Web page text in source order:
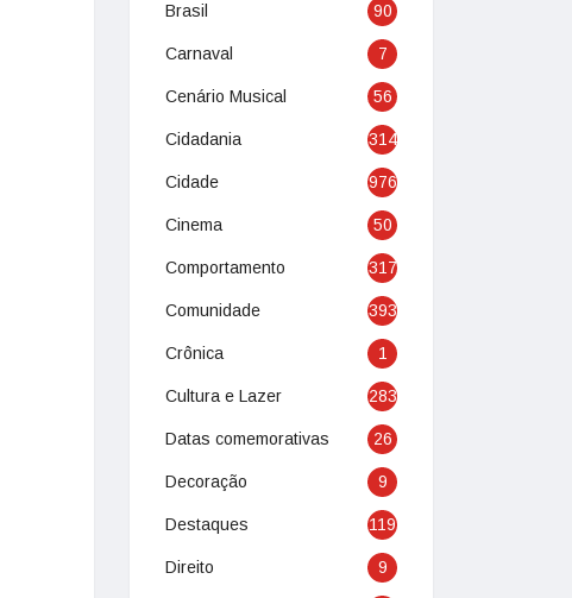
Brasil 90
Carnaval 7
Cenário Musical 56
Cidadania 314
Cidade 976
Cinema 50
Comportamento 317
Comunidade 393
Crônica 1
Cultura e Lazer 283
Datas comemorativas 26
Decoração 9
Destaques 119
Direito 9